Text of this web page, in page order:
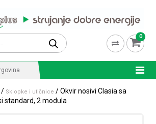
0
/ Sklopke i utičnice / Okvir nosivi Clasia sa
standard, 2 modula